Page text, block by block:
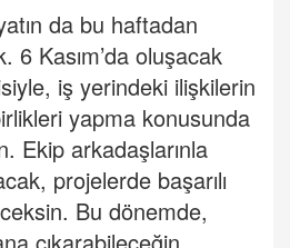
da bu haftadan
6 Kasım’da oluşacak
iş yerindeki ilişkilerin
yapma konusunda
Ekip arkadaşlarınla
projelerde başarılı
Bu dönemde,